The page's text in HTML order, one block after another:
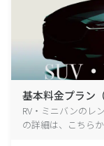
基本料金プラン（
RV・ミニバンのレ
の詳細は、こちら